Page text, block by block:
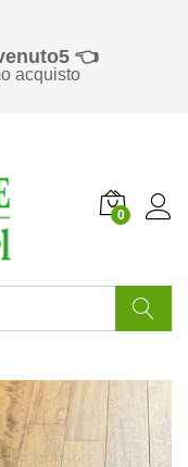
👈
acquisto
0